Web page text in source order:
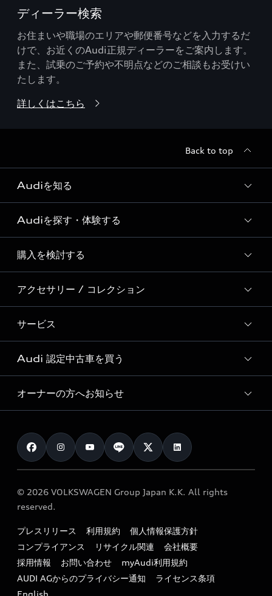
ディーラー検索
お住まいや職場のエリアや郵便番号などを入力するだ
けで、お近くのAudi正規ディーラーをご案内します。
また、試乗のご予約や不明点などのご相談もお受けい
たします。
詳しくはこちら
Back to top
Audiを知る
Audi ブランド
Story of Progress
Audi Sport
Formula 1®
デジタルサービス
Audiを探す・体験する
ディーラー検索
新車在庫検索
試乗車・展示車検索
見積り依頼
試乗予約
購入を検討する
モデル一覧
特別仕様モデル / 限定モデル
e-tronラインアップ
価格シミュレーション
車両比較
カタログ一覧
アクセサリー / コレクション
純正アクセサリー
オンラインショップ
Audi collection
アウディナビアプリ
サービス
サービス入庫予約
サービスプログラム
メンテナンス
車検 / 定期点検
e-tronアフターサポート
myAudi
Audi 認定中古車を買う
Audi認定中古車
クオリティ
保証
メンテナンス
ファイナンス
キャンペーン / イベント
買取査定
オーナーの方へお知らせ
お知らせ
オーナー様向けキャンペーン
特定整備適用車一覧
リサイクル法
よくある質問（FAQ）
© 2026 VOLKSWAGEN Group Japan K.K. All rights
reserved.
プレスリリース 利用規約
個人情報保護方針
コンプライアンス
リサイクル関連
会社概要
採用情報
お問い合わせ
myAudi利用規約
AUDI AGからのプライバシー通知
ライセンス条項
English